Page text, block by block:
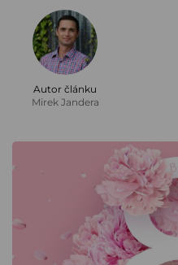
Autor článku
Mirek Jandera